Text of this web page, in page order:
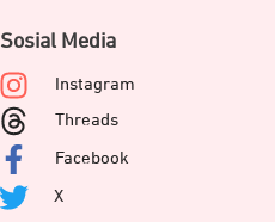
Sosial Media
Instagram
Threads
Facebook
X